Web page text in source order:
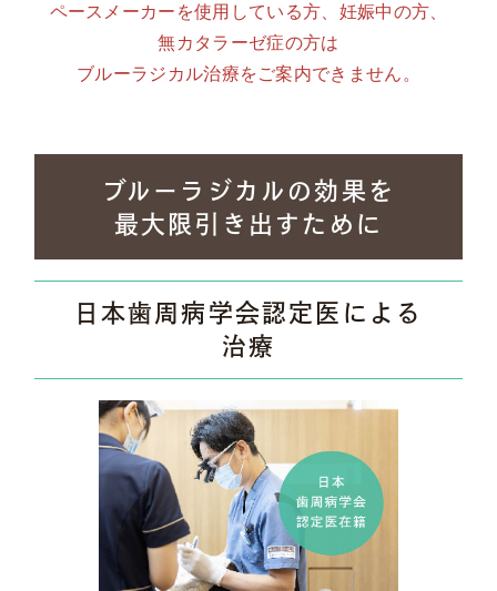
ペースメーカーを使用している方、 妊娠中の方、
無カタラーゼ症の方は
ブルーラジカル治療をご案内できません。
ブルーラジカルの効果を
最大限引き出すために
日本歯周病学会認定医による
治療